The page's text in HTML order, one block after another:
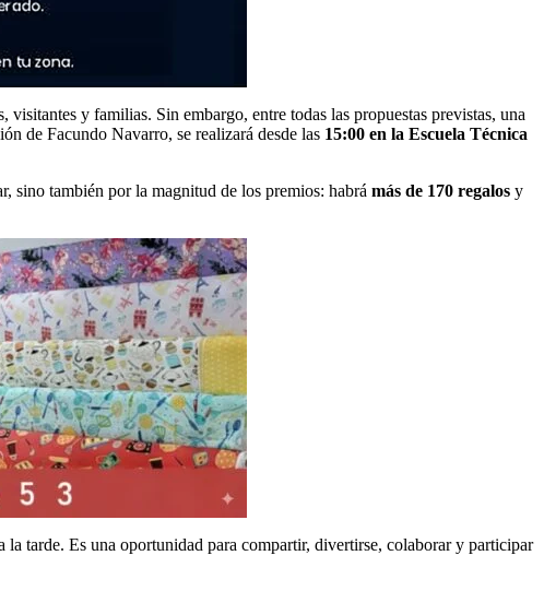
y familias. Sin embargo, entre todas las propuestas previstas, una
de Facundo Navarro, se realizará desde las 15:00 en la Escuela Técnica
sino también por la magnitud de los premios: habrá más de 170 regalos y
tarde. Es una oportunidad para compartir, divertirse, colaborar y participar